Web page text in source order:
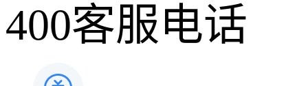
400客服电话